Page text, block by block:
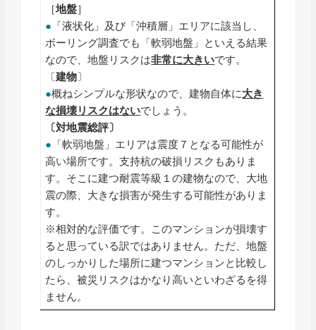
［地盤］
● 「液状化」及び「沖積層」エリアに該当し、
ボーリング調査でも「軟弱地盤」といえる結果
なので、地盤リスクは非常に大きいです。
〔建物〕
●概ねシンプルな形状なので、建物自体に大き
な損壊リスクはないでしょう。
〔対地震総評〕
● 「軟弱地盤」エリアは震度７となる可能性が
高い場所です。支持杭の破損リスクもありま
す。そこに建つ耐震等級１の建物なので、大地
震の際、大きな損害が発生する可能性がありま
す。
※相対的な評価です。このマンションが損壊す
ると思っている訳ではありません。ただ、地盤
のしっかりした場所に建つマンションと比較し
たら、被災リスクはかなり高いといわざるを得
ません。